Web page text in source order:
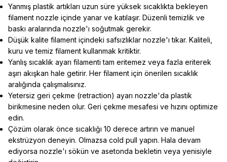
Yanmış plastik artıkları uzun süre yüksek sıcaklıkta bekleyen
filament nozzle içinde yanar ve katılaşır. Düzenli temizlik ve
baskı aralarında nozzle'ı soğutmak gerekir.
Düşük kalite filament içindeki safsızlıklar nozzle'ı tıkar. Kaliteli,
kuru ve temiz filament kullanmak kritiktir.
Yanlış sıcaklık ayarı filamenti tam eritemez veya fazla eriterek
aşırı akışkan hale getirir. Her filament için önerilen sıcaklık
aralığında çalışmalısınız.
Yetersiz geri çekme (retraction) ayarı nozzle'da plastik
birikmesine neden olur. Geri çekme mesafesi ve hızını optimize
edin.
Çözüm olarak önce sıcaklığı 10 derece artırın ve manuel
ekstrüzyon deneyin. Olmazsa cold pull yapın. Hala devam
ediyorsa nozzle'ı sökün ve asetonda bekletin veya yenisiyle